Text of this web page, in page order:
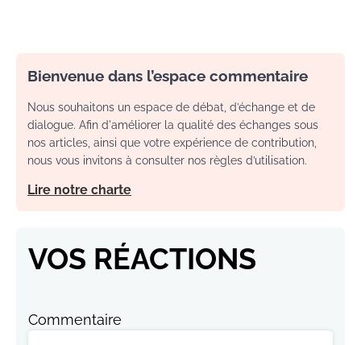
Bienvenue dans l’espace commentaire
Nous souhaitons un espace de débat, d’échange et de
dialogue. Afin d'améliorer la qualité des échanges sous
nos articles, ainsi que votre expérience de contribution,
nous vous invitons à consulter nos règles d’utilisation.
Lire notre charte
VOS RÉACTIONS
Commentaire